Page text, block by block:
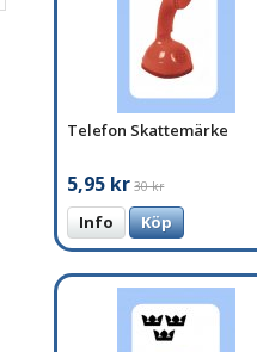
Telefon Skattemärke
5,95 kr 30 kr
Info Köp